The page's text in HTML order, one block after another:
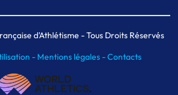
de Paris indoor
MAIF Ekiden de Paris
d'Athlétisme - Tous Droits Réservés
- Mentions légales -Contacts